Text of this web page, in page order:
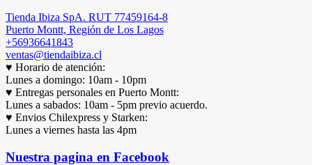
Tienda Ibiza SpA. RUT 77459164-8
Puerto Montt, Región de Los Lagos
+56936641843
ventas@tiendaibiza.cl
♥ Horario de atención:
Lunes a domingo: 10am - 10pm
♥ Entregas personales en Puerto Montt:
Lunes a sabados: 10am - 5pm previo acuerdo.
♥ Envios Chilexpress y Starken:
Lunes a viernes hasta las 4pm
Nuestra pagina en Facebook